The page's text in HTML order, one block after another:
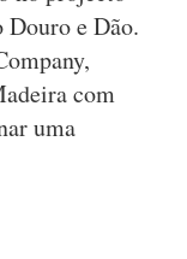
Douro e Dão.
com
uma